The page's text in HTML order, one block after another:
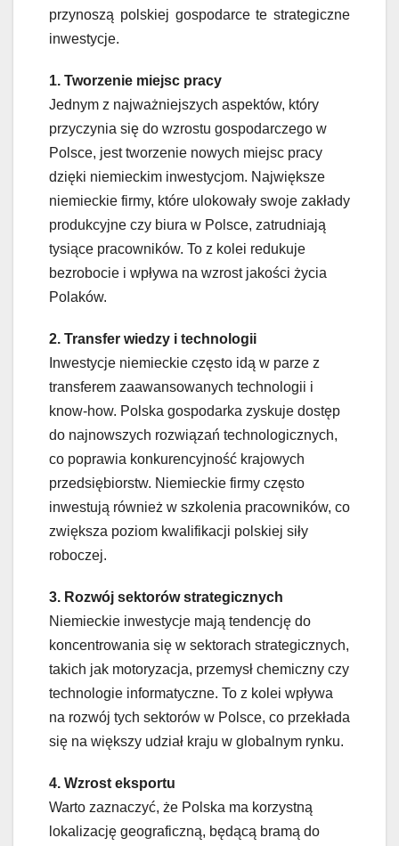
przynoszą polskiej gospodarce te strategiczne
inwestycje.
1. Tworzenie miejsc pracy
Jednym z najważniejszych aspektów, który
przyczynia się do wzrostu gospodarczego w
Polsce, jest tworzenie nowych miejsc pracy
dzięki niemieckim inwestycjom. Największe
niemieckie firmy, które ulokowały swoje zakłady
produkcyjne czy biura w Polsce, zatrudniają
tysiące pracowników. To z kolei redukuje
bezrobocie i wpływa na wzrost jakości życia
Polaków.
2. Transfer wiedzy i technologii
Inwestycje niemieckie często idą w parze z
transferem zaawansowanych technologii i
know-how. Polska gospodarka zyskuje dostęp
do najnowszych rozwiązań technologicznych,
co poprawia konkurencyjność krajowych
przedsiębiorstw. Niemieckie firmy często
inwestują również w szkolenia pracowników, co
zwiększa poziom kwalifikacji polskiej siły
roboczej.
3. Rozwój sektorów strategicznych
Niemieckie inwestycje mają tendencję do
koncentrowania się w sektorach strategicznych,
takich jak motoryzacja, przemysł chemiczny czy
technologie informatyczne. To z kolei wpływa
na rozwój tych sektorów w Polsce, co przekłada
się na większy udział kraju w globalnym rynku.
4. Wzrost eksportu
Warto zaznaczyć, że Polska ma korzystną
lokalizację geograficzną, będącą bramą do